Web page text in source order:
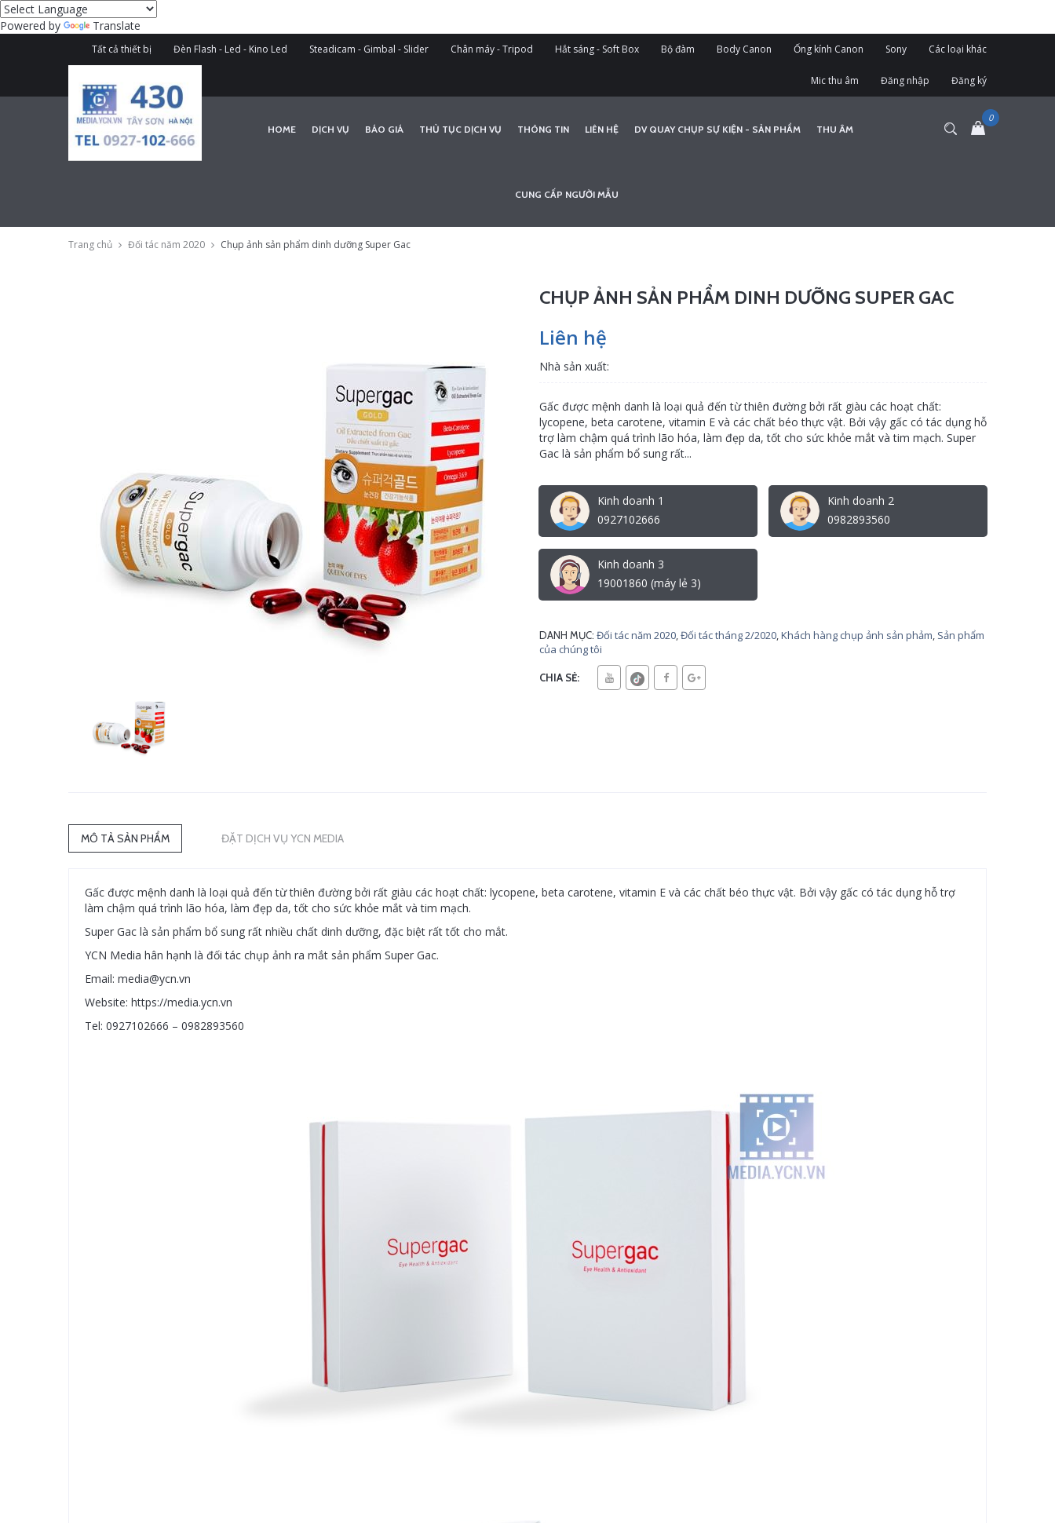
Powered by Translate
Tất cả thiết bị Đèn Flash - Led - Kino Led Steadicam - Gimbal - Slider Chân máy - Tripod Hắt sáng - Soft Box Bộ đàm Body Canon Ống kính Canon Sony Các loại khác
Mic thu âm Đăng nhập Đăng ký
HOME DỊCH VỤ BÁO GIÁ THỦ TỤC DỊCH VỤ THÔNG TIN LIÊN HỆ DV QUAY CHỤP SỰ KIỆN - SẢN PHẨM THU ÂM
CUNG CẤP NGƯỜI MẪU
Trang chủ Đối tác năm 2020 Chụp ảnh sản phẩm dinh dưỡng Super Gac
CHỤP ẢNH SẢN PHẨM DINH DƯỠNG SUPER GAC
Liên hệ
Nhà sản xuất:
Gấc được mệnh danh là loại quả đến từ thiên đường bởi rất giàu các hoạt chất:
lycopene, beta carotene, vitamin E và các chất béo thực vật. Bởi vậy gấc có tác dụng hỗ
trợ làm chậm quá trình lão hóa, làm đẹp da, tốt cho sức khỏe mắt và tim mạch. Super
Gac là sản phẩm bổ sung rất...
Kinh doanh 1
0927102666
Kinh doanh 2
0982893560
Kinh doanh 3
19001860 (máy lẻ 3)
DANH MỤC: Đối tác năm 2020,Đối tác tháng 2/2020,Khách hàng chụp ảnh sản phảm, Sản phẩm
của chúng tôi
CHIA SẺ:
MÔ TẢ SẢN PHẨM ĐẶT DỊCH VỤ YCN MEDIA
Gấc được mệnh danh là loại quả đến từ thiên đường bởi rất giàu các hoạt chất: lycopene, beta carotene, vitamin E và các chất béo thực vật. Bởi vậy gấc có tác dụng hỗ trợ
làm chậm quá trình lão hóa, làm đẹp da, tốt cho sức khỏe mắt và tim mạch.
Super Gac là sản phẩm bổ sung rất nhiều chất dinh dưỡng, đặc biệt rất tốt cho mắt.
YCN Media hân hạnh là đối tác chụp ảnh ra mắt sản phẩm Super Gac.
Email: media@ycn.vn
Website: https://media.ycn.vn
Tel: 0927102666 – 0982893560